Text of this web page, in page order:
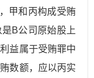
甲和丙构成受贿
B公司原始股上
益属于受贿罪中
数额，应以丙实